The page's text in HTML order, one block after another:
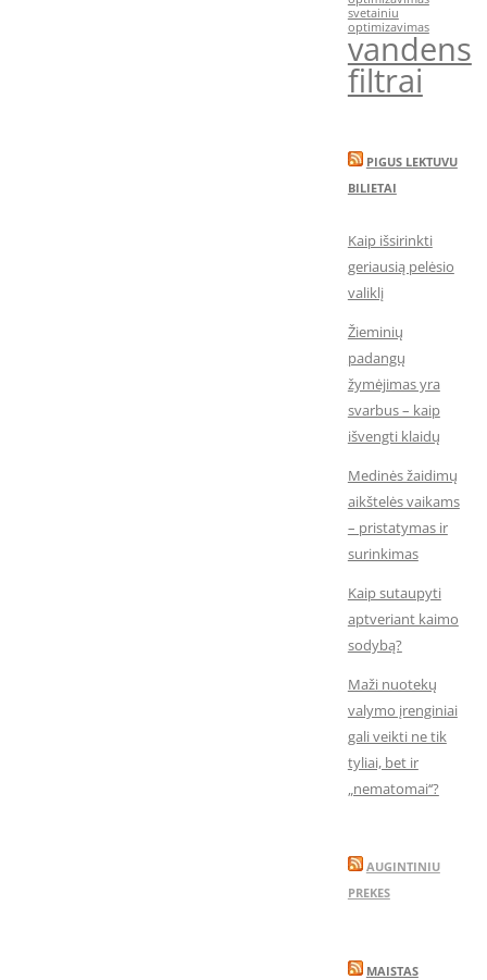
svetainiu
optimizavimas
vandens
filtrai
PIGUS LEKTUVU
BILIETAI
Kaip išsirinkti
geriausią pelėsio
valiklį
Žieminių
padangų
žymėjimas yra
svarbus – kaip
išvengti klaidų
Medinės žaidimų
aikštelės vaikams
– pristatymas ir
surinkimas
Kaip sutaupyti
aptveriant kaimo
sodybą?
Maži nuotekų
valymo įrenginiai
gali veikti ne tik
tyliai, bet ir
„nematomai‘‘?
AUGINTINIU
PREKES
MAISTAS